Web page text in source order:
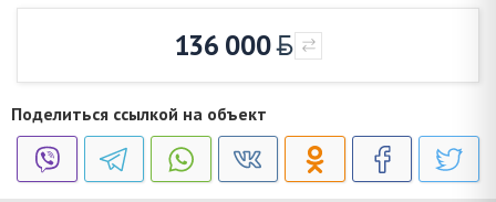
136 000
Поделиться ссылкой на объект